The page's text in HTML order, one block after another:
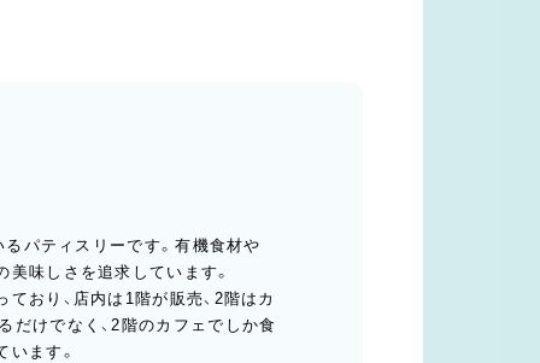
パティスリーです。有機食材や
味しさを追求しています。
おり、店内は1階が販売、2階はカ
だけでなく、2階のカフェでしか食
ます。